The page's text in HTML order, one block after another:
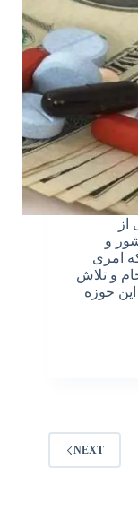
و
امری
و تلاش
این حوزه
NEXT